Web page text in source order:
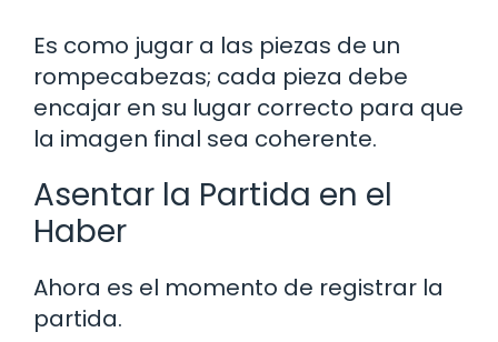
Es como jugar a las piezas de un
rompecabezas; cada pieza debe
encajar en su lugar correcto para que
la imagen final sea coherente.
Asentar la Partida en el
Haber
Ahora es el momento de registrar la
partida.